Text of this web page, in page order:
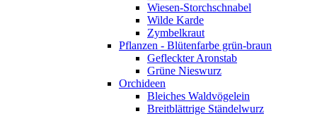
Wiesen-Storchschnabel
Wilde Karde
Zymbelkraut
Pflanzen - Blütenfarbe grün-braun
Gefleckter Aronstab
Grüne Nieswurz
Orchideen
Bleiches Waldvögelein
Breitblättrige Ständelwurz